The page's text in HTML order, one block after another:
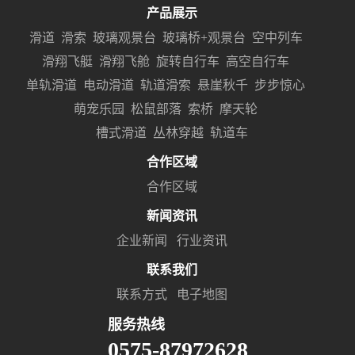
产品展示
滑道 滑索 玻璃观景台 玻璃桥+观景台 空中列车
滑翔飞艇 滑翔飞舱 旋转自行车 高空自行车
单轨滑道
电动滑道 轨道滑索 悬崖秋千 步步惊心
萌宠乐园
松鼠部落 索桥 摩天轮
槽式滑道 丛林穿越 轨道车
合作区域
合作区域
新闻资讯
企业新闻
行业资讯
联系我们
联系方式
电子地图
服务热线
0575-87972628